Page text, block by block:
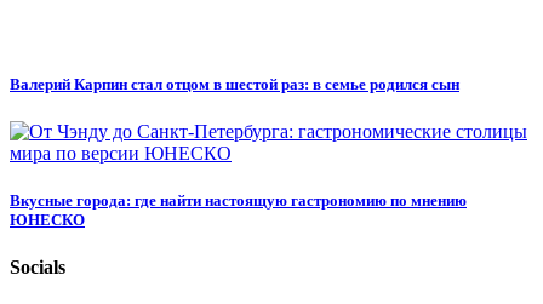
Валерий Карпин стал отцом в шестой раз: в семье родился сын
Вкусные города: где найти настоящую гастрономию по мнению
ЮНЕСКО
Socials